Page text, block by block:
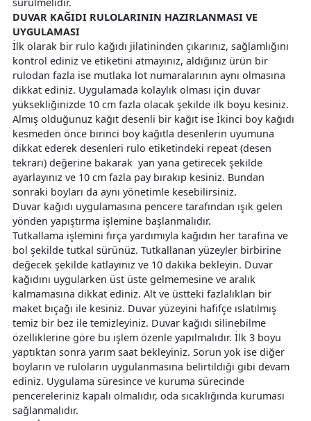
DUVAR KAĞIDI RULOLARININ HAZIRLANMASI VE
UYGULAMASI
İlk olarak bir rulo kağıdı jilatininden çıkarınız, sağlamlığını
kontrol ediniz ve etiketini atmayınız, aldığınız ürün bir
rulodan fazla ise mutlaka lot numaralarının aynı olmasına
dikkat ediniz. Uygulamada kolaylık olması için duvar
yüksekliğinizde 10 cm fazla olacak şekilde ilk boyu kesiniz.
Almış olduğunuz kağıt desenli bir kağıt ise İkinci boy kağıdı
kesmeden önce birinci boy kağıtla desenlerin uyumuna
dikkat ederek desenleri rulo etiketindeki repeat (desen
tekrarı) değerine bakarak yan yana getirecek şekilde
ayarlayınız ve 10 cm fazla pay bırakıp kesiniz. Bundan
sonraki boyları da aynı yönetimle kesebilirsiniz.
Duvar kağıdı uygulamasına pencere tarafından ışık gelen
yönden yapıştırma işlemine başlanmalıdır.
Tutkallama işlemini fırça yardımıyla kağıdın her tarafına ve
bol şekilde tutkal sürünüz. Tutkallanan yüzeyler birbirine
değecek şekilde katlayınız ve 10 dakika bekleyin. Duvar
kağıdını uygularken üst üste gelmemesine ve aralık
kalmamasına dikkat ediniz. Alt ve üstteki fazlalıkları bir
maket bıçağı ile kesiniz. Duvar yüzeyini hafifçe ıslatılmış
temiz bir bez ile temizleyiniz. Duvar kağıdı silinebilme
özelliklerine göre bu işlem özenle yapılmalıdır. İlk 3 boyu
yaptıktan sonra yarım saat bekleyiniz. Sorun yok ise diğer
boyların ve ruloların uygulanmasına belirtildiği gibi devam
ediniz. Uygulama süresince ve kuruma sürecinde
pencereleriniz kapalı olmalıdır, oda sıcaklığında kuruması
sağlanmalıdır.